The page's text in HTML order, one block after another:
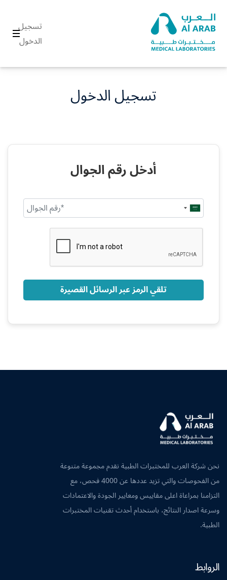
تسجيل
الدخول
تسجيل الدخول
أدخل رقم الجوال
Saudi
Arabia
تلقي الرمز عبر الرسائل القصيرة
نحن شركة العرب للمختبرات الطبية نقدم مجموعة متنوعة
من الفحوصات والتي تزيد عددها عن 4000 فحص، مع
التزامنا بمراعاة اعلى مقاييس ومعايير الجودة والاعتمادات
وسرعة اصدار النتائج، باستخدام أحدث تقنيات المختبرات
الطبية.
الروابط